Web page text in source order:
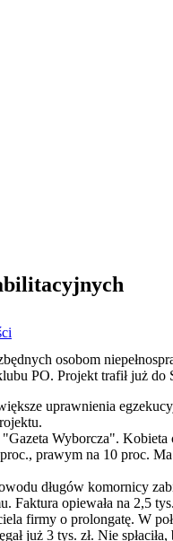
osobom
PO. Projekt trafił już do
uprawnienia
Wyborcza".
prawym na 10 proc.
długów komornicy
Faktura opiewała na 2,5
firmy o prolongatę. W
już 3 tys. zł. Nie